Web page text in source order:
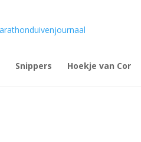
Snippers Hoekje van Cor